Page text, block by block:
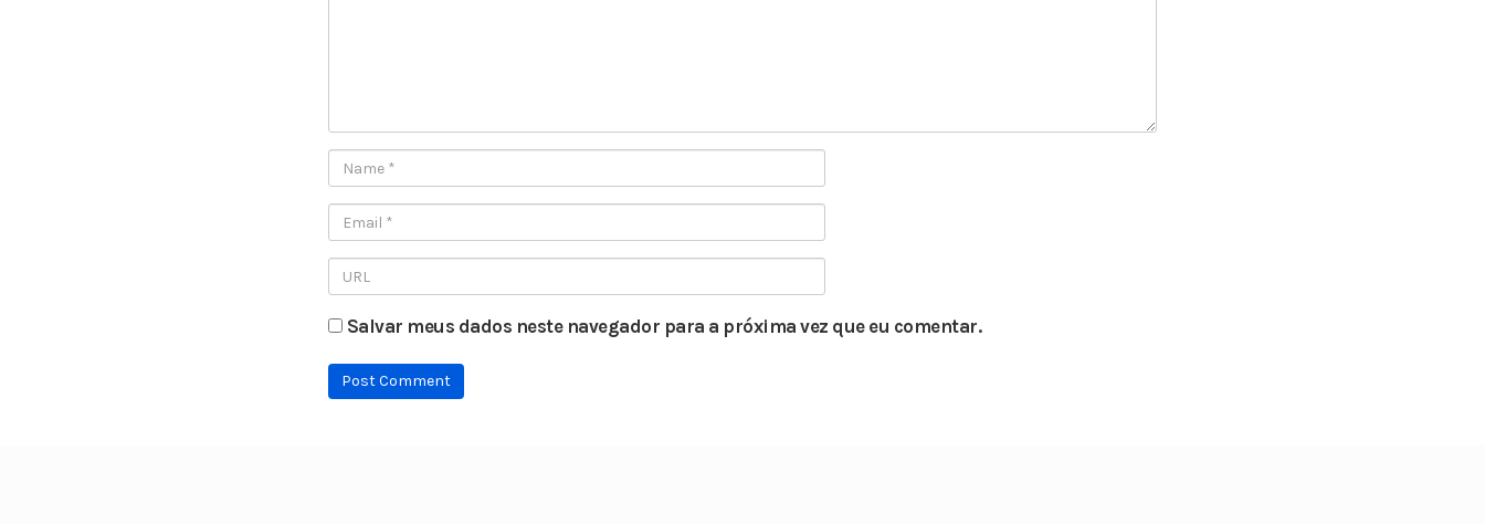
Salvar meus dados neste navegador para a próxima vez que eu comentar.